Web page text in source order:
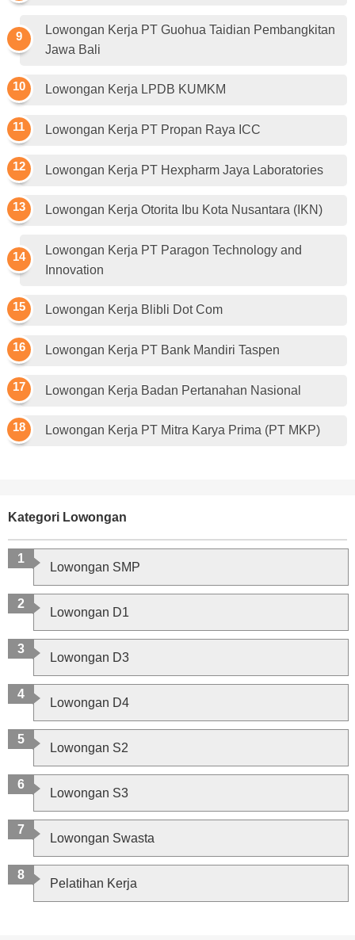
Lowongan Kerja PT Guohua Taidian Pembangkitan
Jawa Bali
Lowongan Kerja LPDB KUMKM
Lowongan Kerja PT Propan Raya ICC
Lowongan Kerja PT Hexpharm Jaya Laboratories
Lowongan Kerja Otorita Ibu Kota Nusantara (IKN)
Lowongan Kerja PT Paragon Technology and
Innovation
Lowongan Kerja Blibli Dot Com
Lowongan Kerja PT Bank Mandiri Taspen
Lowongan Kerja Badan Pertanahan Nasional
Lowongan Kerja PT Mitra Karya Prima (PT MKP)
Kategori Lowongan
Lowongan SMP
Lowongan D1
Lowongan D3
Lowongan D4
Lowongan S2
Lowongan S3
Lowongan Swasta
Pelatihan Kerja